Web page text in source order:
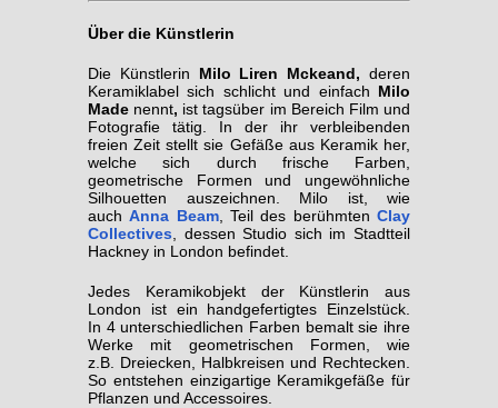
Über die Künstlerin
Die Künstlerin Milo Liren Mckeand,deren
Keramiklabel sich schlicht und einfach Milo
Made nennt, ist tagsüber im Bereich Film und
Fotografie tätig. In der ihr verbleibenden
freien Zeit stellt sie Gefäße aus Keramik her,
welche sich durch frische Farben,
geometrische Formen und ungewöhnliche
Silhouetten auszeichnen. Milo ist, wie
auchAnna Beam, Teil des berühmtenClay
Collectives , dessen Studio sich im Stadtteil
Hackney in London befindet.
Jedes Keramikobjekt der Künstlerin aus
London ist ein handgefertigtes Einzelstück.
In 4 unterschiedlichen Farben bemalt sie ihre
Werke mit geometrischen Formen, wie
z.B. Dreiecken, Halbkreisen und Rechtecken.
So entstehen einzigartige Keramikgefäße für
Pflanzen und Accessoires.